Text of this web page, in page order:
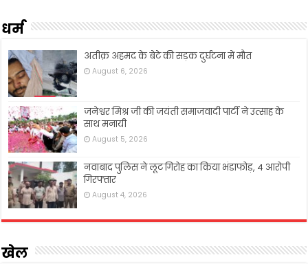
धर्म
अतीक़ अहमद के बेटे की सड़क दुर्घटना में मौत
August 6, 2026
जनेश्वर मिश्र जी की जयंती समाजवादी पार्टी ने उत्साह के
साथ मनायी
August 5, 2026
नवाबाद पुलिस ने लूट गिरोह का किया भंडाफोड़, 4 आरोपी
गिरफ्तार
August 4, 2026
खेल